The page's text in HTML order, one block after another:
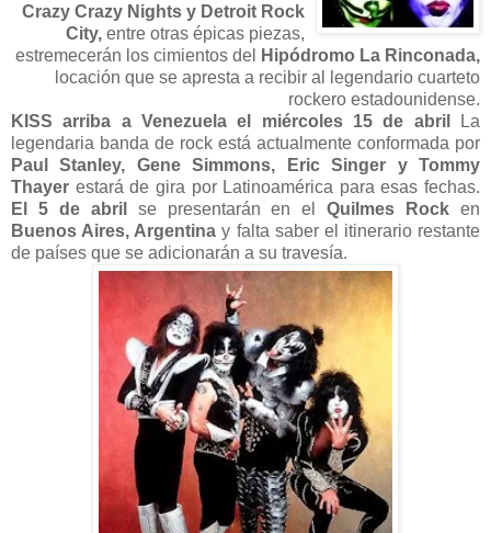
Crazy Crazy Nights y Detroit Rock
City, entre otras épicas piezas,
estremecerán los cimientos del
Hipódromo La Rinconada,
locación que se apresta a recibir al legendario cuarteto
rockero estadounidense.
KISS arriba a Venezuela el miércoles 15 de abril
La
legendaria banda de rock está actualmente conformada por
Paul Stanley, Gene Simmons, Eric Singer y Tommy
Thayer estará de gira por Latinoamérica para esas fechas.
El 5 de abril
se presentarán en elQuilmes Rock en
Buenos Aires, Argentina y falta saber el itinerario restante
de países que se adicionarán a su travesía.